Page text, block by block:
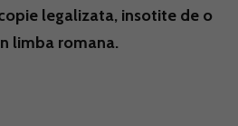
legalizata, insotite de o
limba romana.